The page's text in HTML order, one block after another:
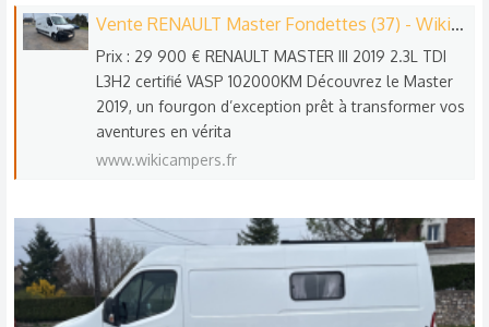
Vente RENAULT Master Fondettes (37) - Wikicampers
Prix : 29 900 € RENAULT MASTER III 2019 2.3L TDI
L3H2 certifié VASP 102000KM Découvrez le Master
2019, un fourgon d’exception prêt à transformer vos
aventures en vérita
www.wikicampers.fr